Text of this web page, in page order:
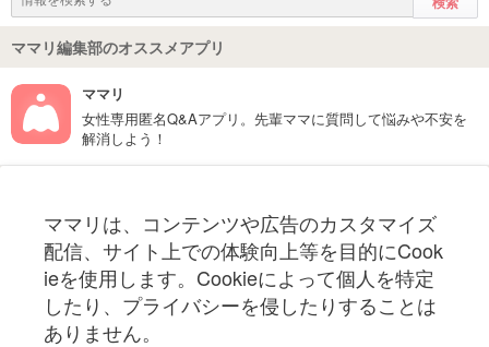
ママリ編集部のオススメアプリ
ママリ
女性専用匿名Q&Aアプリ。先輩ママに質問して悩みや不安を
解消しよう！
ママリは、コンテンツや広告のカスタマイズ
配信、サイト上での体験向上等を目的にCook
ieを使用します。Cookieによって個人を特定
したり、プライバシーを侵したりすることは
ありません。
妊娠〜子育て中のお役立ち情報を配信中